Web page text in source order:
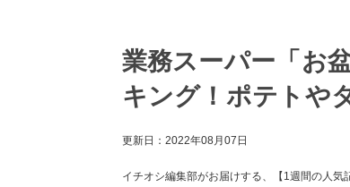
業務スーパー「お
キング！ポテトや
更新日： 2022年08月07日
イチオシ編集部がお届けする、【1週間の人